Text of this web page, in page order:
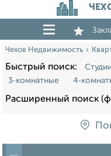
Чехов Недвижимость
Быстрый поиск:
3‑комнатные
Расширенный поиск